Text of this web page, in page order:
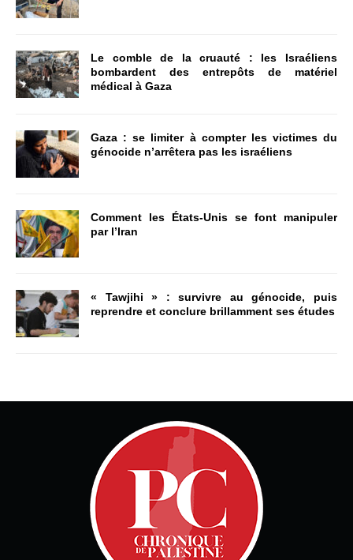
Le comble de la cruauté : les Israéliens
bombardent des entrepôts de matériel
médical à Gaza
Gaza : se limiter à compter les victimes du
génocide n’arrêtera pas les israéliens
Comment les États-Unis se font manipuler
par l’Iran
« Tawjihi » : survivre au génocide, puis
reprendre et conclure brillamment ses études